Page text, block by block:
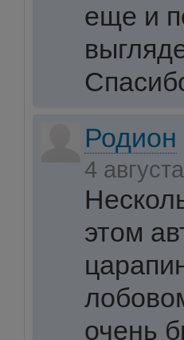
еще и
Родион
4
этом
очень